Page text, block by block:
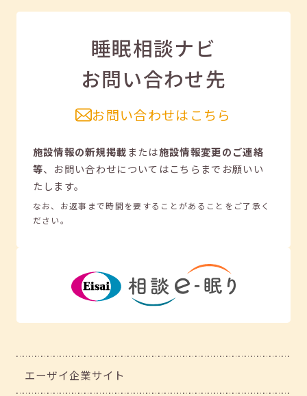
睡眠相談ナビ
お問い合わせ先
お問い合わせはこちら
施設情報の新規掲載または施設情報変更のご連絡
等、 お問い合わせについてはこちらまでお願いい
たします。
なお、お返事まで時間を要することがあることをご了承く
ださい。
エーザイ企業サイト